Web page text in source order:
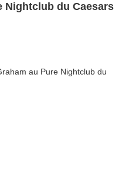
Nightclub du Caesars